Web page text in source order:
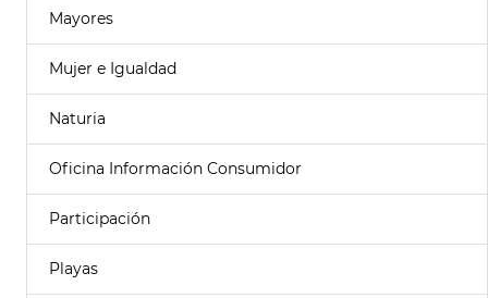
Mayores
Mujer e Igualdad
Naturia
Oficina Información Consumidor
Participación
Playas